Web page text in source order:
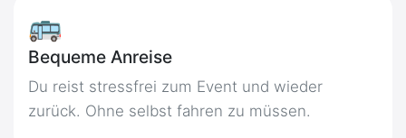
🚌
Bequeme Anreise
Du reist stressfrei zum Event und wieder
zurück. Ohne selbst fahren zu müssen.